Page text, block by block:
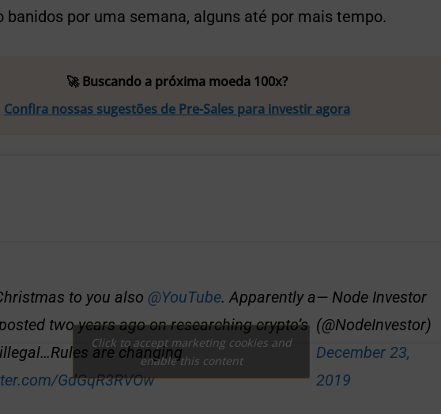
por uma semana, alguns até por mais tempo.
🚀 Buscando a próxima moeda 100x?
Confira nossas sugestões de Pre-Sales para investir agora
to you also @YouTube. Apparently a
two years ago on researching crypto’s
are changing
GdGqR3RVOw
— Node Investor
(@NodeInvestor)
December 23,
2019
Click to accept marketing cookies and
enable this content